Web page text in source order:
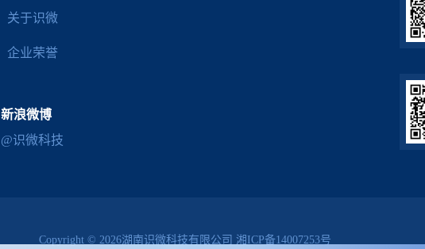
关于识微
企业荣誉
新浪微博
@识微科技
Copyright © 2026湖南识微科技有限公司 湘ICP备14007253号